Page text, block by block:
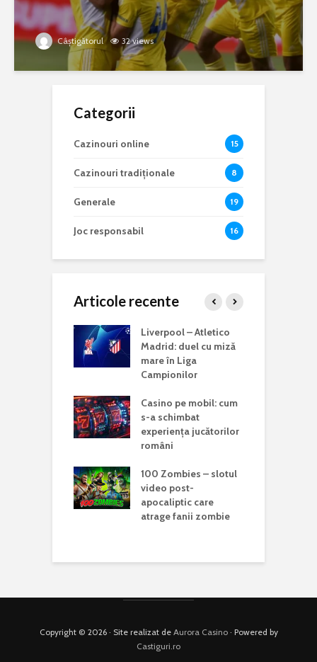
Câștigătorul 32 views
Categorii
Cazinouri online 15
Cazinouri tradiționale 8
Generale 19
Joc responsabil 16
Articole recente
Liverpool – Atletico
Madrid: duel cu miză
mare în Liga
Campionilor
Casino pe mobil: cum
s-a schimbat
experiența jucătorilor
români
100 Zombies – slotul
video post-
apocaliptic care
atrage fanii zombie
Copyright © 2026 · Site realizat de Aurora Casino· Powered by
Castiguri.ro